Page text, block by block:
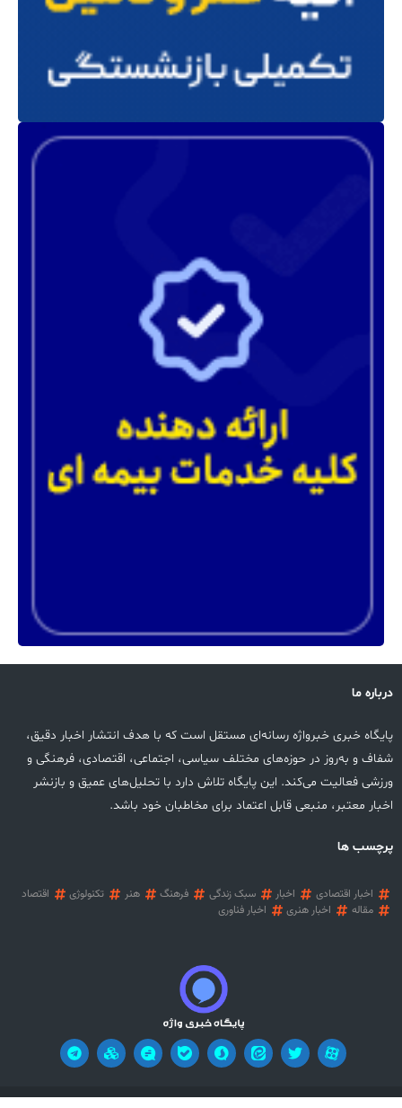
درباره ما
پایگاه خبری خبرواژه رسانه‌ای مستقل است که با هدف انتشار اخبار دقیق،
شفاف و به‌روز در حوزه‌های مختلف سیاسی، اجتماعی، اقتصادی، فرهنگی و
ورزشی فعالیت می‌کند. این پایگاه تلاش دارد با تحلیل‌های عمیق و بازنشر
اخبار معتبر، منبعی قابل اعتماد برای مخاطبان خود باشد.
پرچسب ها
اخبار اقتصادی اخبار سبک زندگی فرهنگ هنر تکنولوژی
اقتصاد
مقاله
اخبار هنری اخبار فناوری